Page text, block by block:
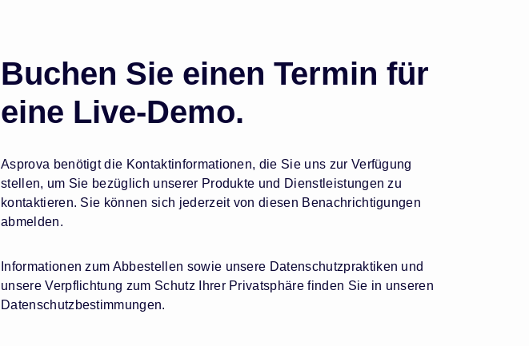
Buchen Sie einen Termin für
eine Live-Demo.
Asprova benötigt die Kontaktinformationen, die Sie uns zur Verfügung
stellen, um Sie bezüglich unserer Produkte und Dienstleistungen zu
kontaktieren. Sie können sich jederzeit von diesen Benachrichtigungen
abmelden.
Informationen zum Abbestellen sowie unsere Datenschutzpraktiken und
unsere Verpflichtung zum Schutz Ihrer Privatsphäre finden Sie in unseren
Datenschutzbestimmungen.